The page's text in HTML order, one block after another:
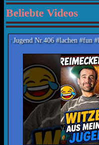
Beliebte Videos
#lachen #fun #humor